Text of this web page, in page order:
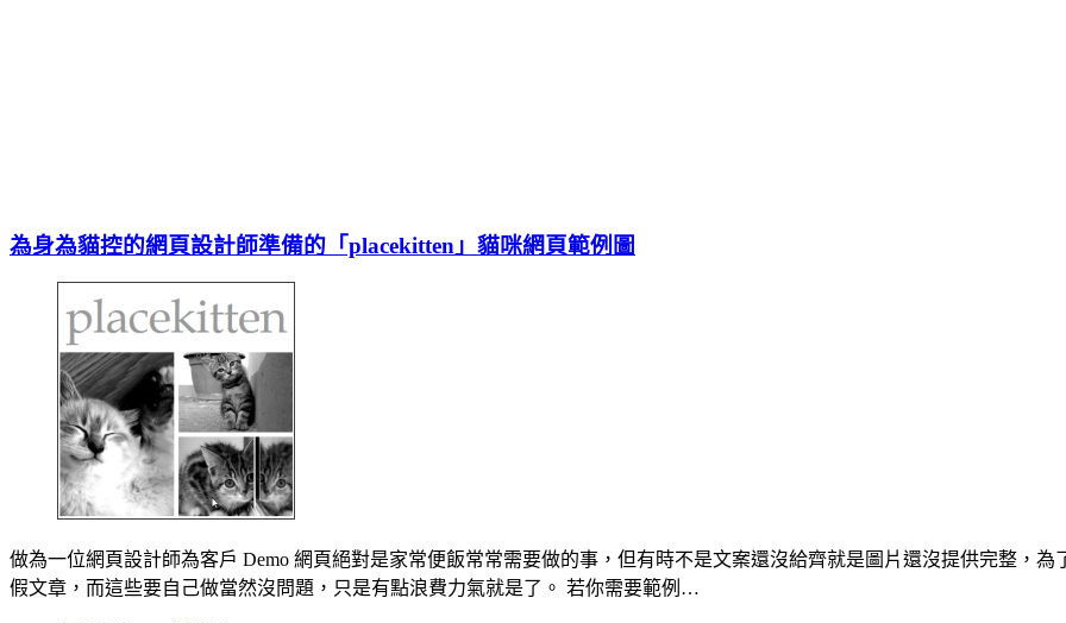
為身為貓控的網頁設計師準備的「placekitten」貓咪網頁範例圖
做為一位網頁設計師為客戶 Demo 網頁絕對是家常便飯常常需要做的事，但有時不是文案還沒給齊就是圖片還沒提供完整，
假文章，而這些要自己做當然沒問題，只是有點浪費力氣就是了。 若你需要範例…